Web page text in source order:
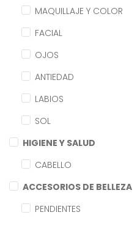
MAQUILLAJE Y COLOR
FACIAL
OJOS
ANTIEDAD
LABIOS
SOL
HIGIENE Y SALUD
CABELLO
ACCESORIOS DE BELLEZA
PENDIENTES